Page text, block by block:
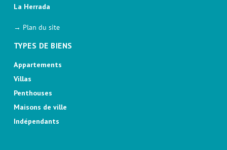
La Herrada
→ Plan du site
TYPES DE BIENS
Appartements
Villas
Penthouses
Maisons de ville
Indépendants